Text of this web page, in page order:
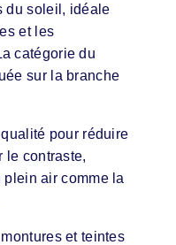
du soleil, idéale
et les
catégorie du
sur la branche
pour réduire
le contraste,
air comme la
et teintes